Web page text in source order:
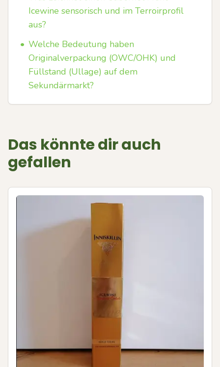
Icewine sensorisch und im Terroirprofil
aus?
• Welche Bedeutung haben
Originalverpackung (OWC/OHK) und
Füllstand (Ullage) auf dem
Sekundärmarkt?
Das könnte dir auch
gefallen